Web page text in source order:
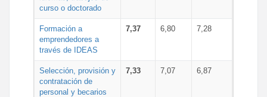
curso o doctorado
Formación a
emprendedores a
través de IDEAS
7,37 6,80 7,28
Selección, provisión y
contratación de
personal y becarios
7,33 7,07 6,87